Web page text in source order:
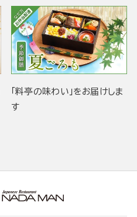
「料亭の味わい」をお届けしま
す